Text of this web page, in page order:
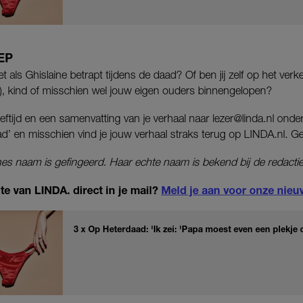
als Ghislaine betrapt tijdens de daad? Of ben jij zelf op het
kind of misschien wel jouw eigen ouders binnengelopen?
en een samenvatting van je verhaal naar lezer@linda.nl
en misschien vind je jouw verhaal straks terug op LINDA.nl.
naam is gefingeerd. Haar echte naam is bekend bij de
van LINDA. direct in je mail? Meld je aan voor onze
3 x Op Heterdaad: 'Ik zei: 'Papa moest even een